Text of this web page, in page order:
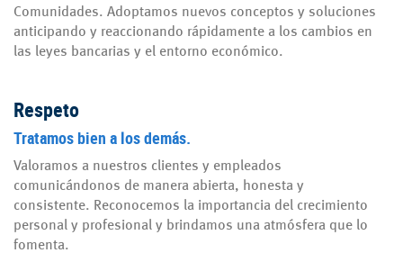
Comunidades. Adoptamos nuevos conceptos y soluciones
anticipando y reaccionando rápidamente a los cambios en
las leyes bancarias y el entorno económico.
Respeto
Tratamos bien a los demás.
Valoramos a nuestros clientes y empleados
comunicándonos de manera abierta, honesta y
consistente. Reconocemos la importancia del crecimiento
personal y profesional y brindamos una atmósfera que lo
fomenta.